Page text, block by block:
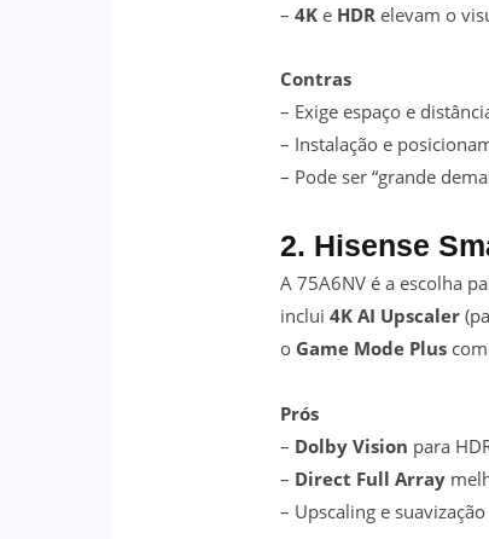
– 4K e HDR elevam o
Contras
– Exige espaço e
– Instalação e
– Pode ser “grande
2. Hisense
A 75A6NV é a escolha
inclui 4K AI Upscaler
o Game Mode Plus
Prós
– Dolby Vision para
– Direct Full Array
– Upscaling e